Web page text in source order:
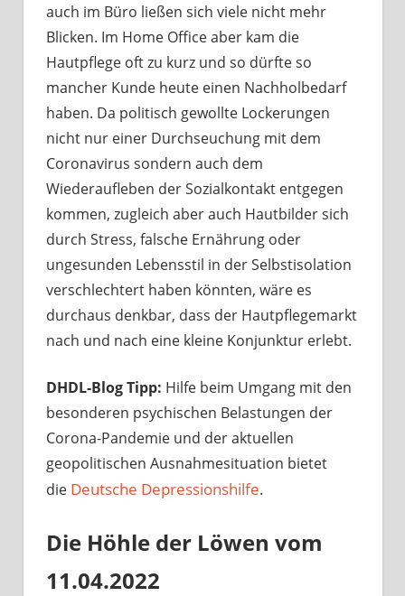
auch im Büro ließen sich viele nicht mehr
Blicken. Im Home Office aber kam die
Hautpflege oft zu kurz und so dürfte so
mancher Kunde heute einen Nachholbedarf
haben. Da politisch gewollte Lockerungen
nicht nur einer Durchseuchung mit dem
Coronavirus sondern auch dem
Wiederaufleben der Sozialkontakt entgegen
kommen, zugleich aber auch Hautbilder sich
durch Stress, falsche Ernährung oder
ungesunden Lebensstil in der Selbstisolation
verschlechtert haben könnten, wäre es
durchaus denkbar, dass der Hautpflegemarkt
nach und nach eine kleine Konjunktur erlebt.
DHDL-Blog Tipp: Hilfe beim Umgang mit den
besonderen psychischen Belastungen der
Corona-Pandemie und der aktuellen
geopolitischen Ausnahmesituation bietet
die Deutsche Depressionshilfe.
Die Höhle der Löwen vom
11.04.2022